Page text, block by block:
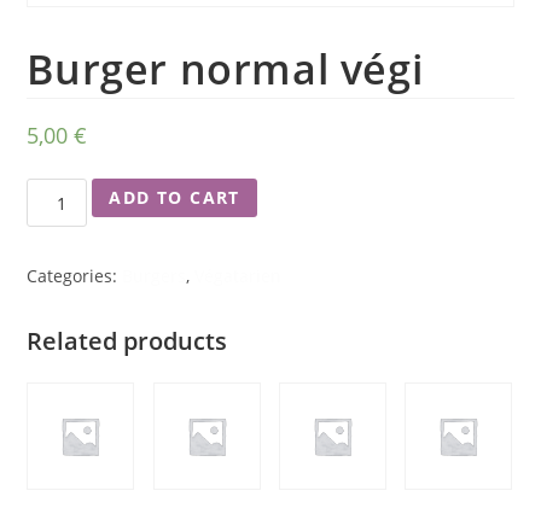
Burger normal végi
5,00€
ADD TO CART
Categories: Burgers,
Related products